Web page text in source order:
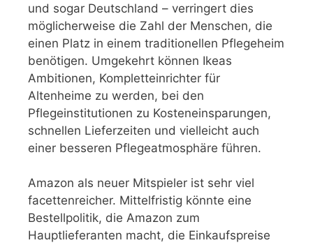
und sogar Deutschland – verringert dies
möglicherweise die Zahl der Menschen, die
einen Platz in einem traditionellen Pflegeheim
benötigen. Umgekehrt können Ikeas
Ambitionen, Kompletteinrichter für
Altenheime zu werden, bei den
Pflegeinstitutionen zu Kosteneinsparungen,
schnellen Lieferzeiten und vielleicht auch
einer besseren Pflegeatmosphäre führen.
Amazon als neuer Mitspieler ist sehr viel
facettenreicher. Mittelfristig könnte eine
Bestellpolitik, die Amazon zum
Hauptlieferanten macht, die Einkaufspreise